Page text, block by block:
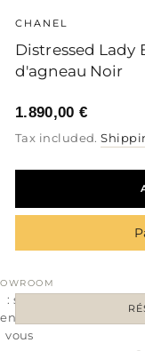
CHANEL
Distressed Lady
d'agneau Noir
Regular
price
Sale
price
Regular
price
1.890,00 €
Tax included.
: sur
vous